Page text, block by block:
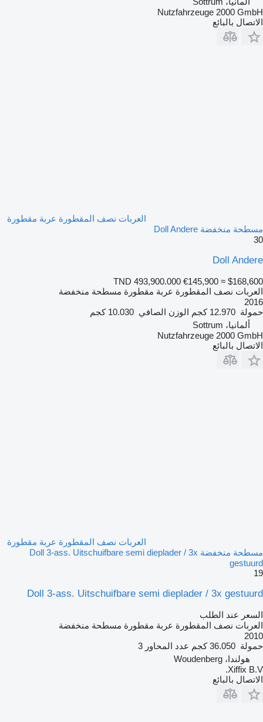
Nutzfahrzeuge 2000 GmbH
الاتصال بالبائع
العربات نصف المقطورة عربة مقطورة
مسطحة منخفضة Doll Andere
30
Doll Andere
TND 493,900.000 €145,900 ≈ $168,600
العربات نصف المقطورة عربة مقطورة مسطحة منخفضة
2016
حمولة 12.970 كجم الوزن الصافي 10.030 كجم
ألمانيا، Sottrum
Nutzfahrzeuge 2000 GmbH
الاتصال بالبائع
العربات نصف المقطورة عربة مقطورة
مسطحة منخفضة Doll 3-ass. Uitschuifbare semi dieplader / 3x
gestuurd
19
Doll 3-ass. Uitschuifbare semi dieplader / 3x gestuurd
السعر عند الطلب
العربات نصف المقطورة عربة مقطورة مسطحة منخفضة
2010
حمولة 36.050 كجم عدد المحاور 3
هولندا، Woudenberg
Xiffix B.V.
الاتصال بالبائع